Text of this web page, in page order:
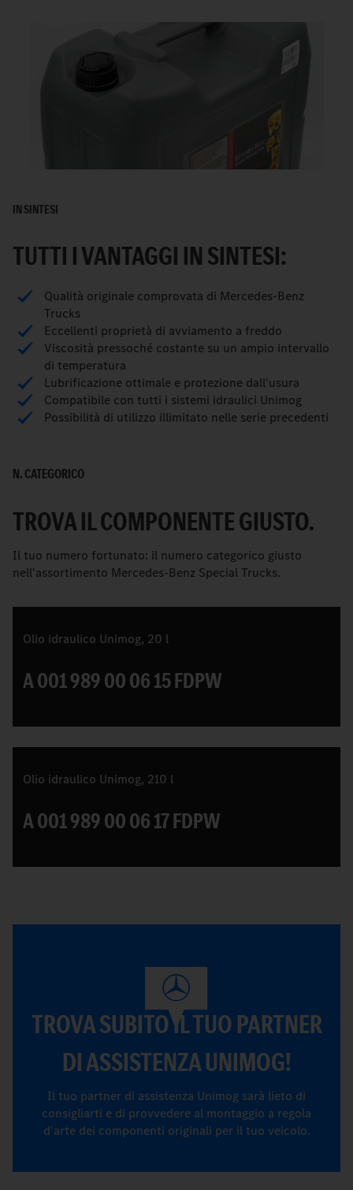
IN SINTESI
TUTTI I VANTAGGI IN SINTESI:
Qualità originale comprovata di Mercedes-Benz
Trucks
Eccellenti proprietà di avviamento a freddo
Viscosità pressoché costante su un ampio intervallo
di temperatura
Lubrificazione ottimale e protezione dall'usura
Compatibile con tutti i sistemi idraulici Unimog
Possibilità di utilizzo illimitato nelle serie precedenti
N. CATEGORICO
TROVA IL COMPONENTE GIUSTO.
Il tuo numero fortunato: il numero categorico giusto
nell'assortimento Mercedes-Benz Special Trucks.
Olio idraulico Unimog, 20 l
A 001 989 00 06 15 FDPW
Olio idraulico Unimog, 210 l
A 001 989 00 06 17 FDPW
TROVA SUBITO IL TUO PARTNER
DI ASSISTENZA UNIMOG!
Il tuo partner di assistenza Unimog sarà lieto di
consigliarti e di provvedere al montaggio a regola
d'arte dei componenti originali per il tuo veicolo.